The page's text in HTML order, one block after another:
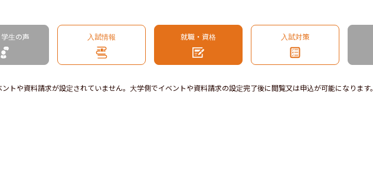
生の声 入試情報 就職・資格 入試対策
トや資料請求が設定されていません。大学側でイベントや資料請求の設定完了後に閲覧又は申込が可能になります。